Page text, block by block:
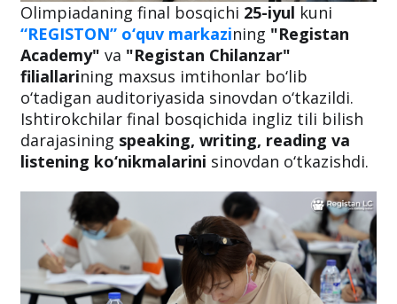
Olimpiadaning final bosqichi 25-iyul kuni
“REGISTON” o‘quv markazining "Registan
Academy" va "Registan Chilanzar"
filiallarining maxsus imtihonlar bo‘lib
o‘tadigan auditoriyasida sinovdan o‘tkazildi.
Ishtirokchilar final bosqichida ingliz tili bilish
darajasining speaking, writing, reading va
listening ko‘nikmalarini sinovdan o‘tkazishdi.